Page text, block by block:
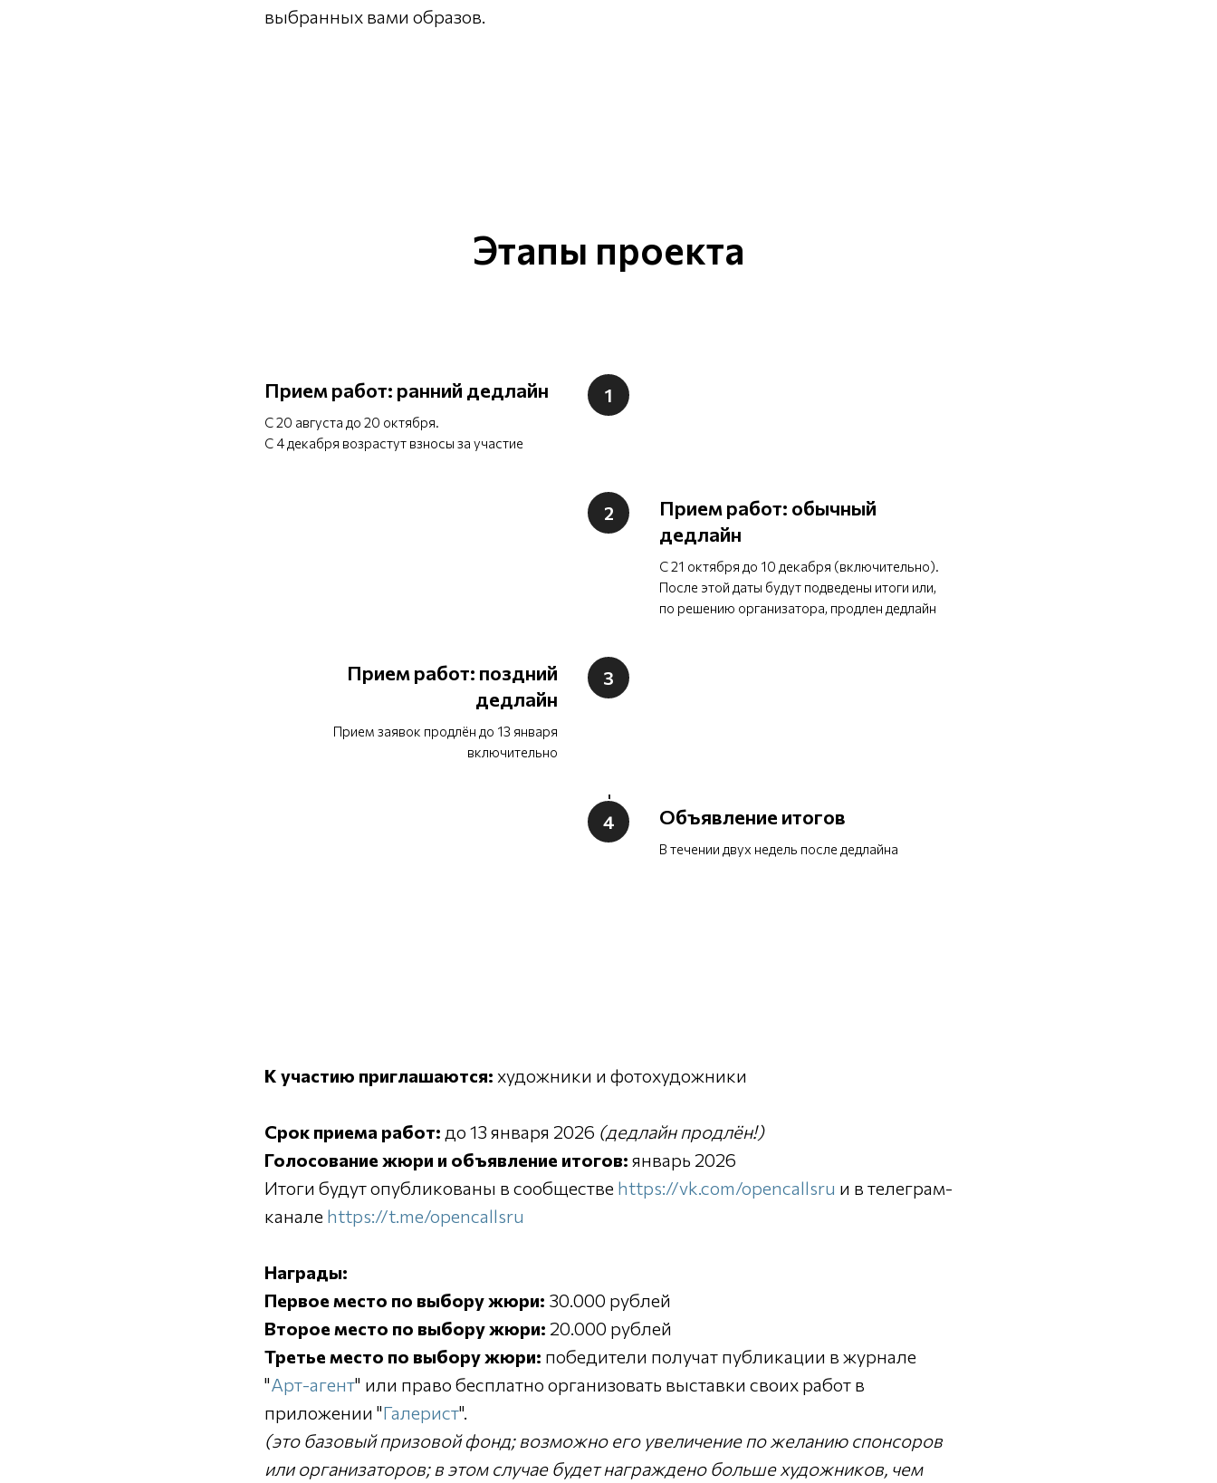
выбранных вами образов.
Этапы проекта
Прием работ: ранний дедлайн
С 20 августа до 20 октября.
С 4 декабря возрастут взносы за участие
Прием работ: обычный
дедлайн
С 21 октября до 10 декабря (включительно).
После этой даты будут подведены итоги или,
по решению организатора, продлен дедлайн
Прием работ: поздний
дедлайн
Прием заявок продлён до 13 января
включительно
Объявление итогов
В течении двух недель после дедлайна
К участию приглашаются: художники и фотохудожники
Срок приема работ: до 13 января 2026 (дедлайн продлён!)
Голосование жюри и объявление итогов: январь 2026
Итоги будут опубликованы в сообществе https://vk.com/opencallsru и в телеграм-
канале https://t.me/opencallsru
Награды:
Первое место по выбору жюри: 30.000 рублей
Второе место по выбору жюри: 20.000 рублей
Третье место по выбору жюри: победители получат публикации в журнале
"Арт-агент" или право бесплатно организовать выставки своих работ в
приложении "Галерист".
(это базовый призовой фонд; возможно его увеличение по желанию спонсоров
или организаторов; в этом случае будет награждено больше художников, чем